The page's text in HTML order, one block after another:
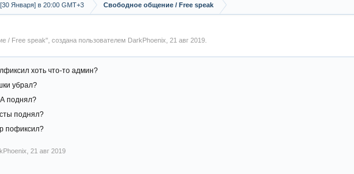
Января] в 20:00 GMT+3 Свободное общение / Free speak
/ Free speak", создана пользователем DarkPhoenix 21 авг 2019
хоть что-то админ?
убрал?
поднял?
поднял?
пофиксил?
21 авг 2019